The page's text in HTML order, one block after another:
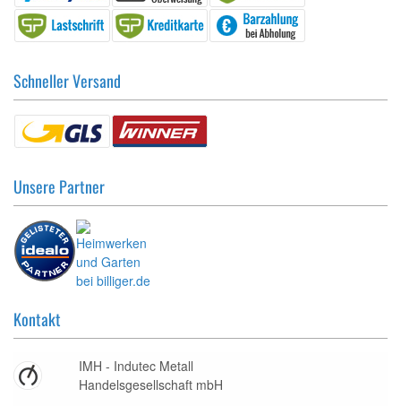
Schneller Versand
Unsere Partner
Kontakt
IMH - Indutec Metall
Handelsgesellschaft mbH